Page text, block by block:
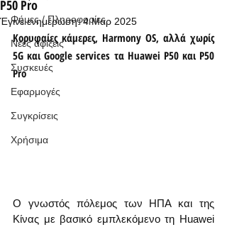
Φήμες / Πληροφορίες
Νέες αφίξεις
Συσκευές
Εφαρμογές
Συγκρίσεις
Χρήσιμα
P50 Pro
Έγινε ενημέρωση:4 Μαρ 2025
Κορυφαίες κάμερες, Harmony OS, αλλά χωρίς
5G και Google services τα Huawei P50 και P50
Pro
Ο γνωστός πόλεμος των ΗΠΑ και της
Κίνας με βασικό εμπλεκόμενο τη Huawei